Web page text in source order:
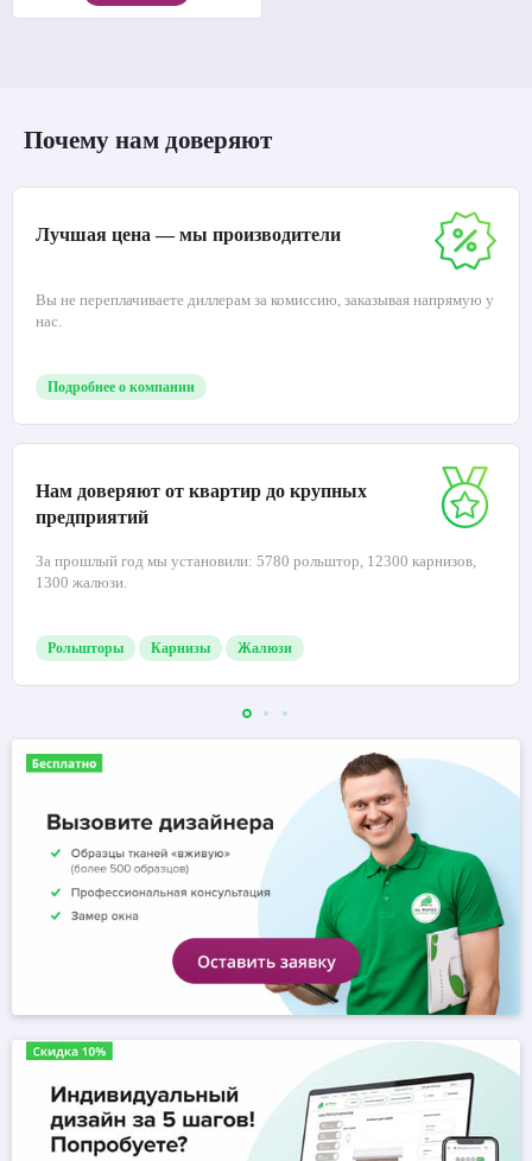
Почему нам доверяют
Лучшая цена — мы производители
Вы не переплачиваете диллерам за комиссию, заказывая напрямую у
нас.
Подробнее о компании
Нам доверяют от квартир до крупных
предприятий
За прошлый год мы установили: 5780 рольштор, 12300 карнизов,
1300 жалюзи.
Рольшторы Карнизы Жалюзи